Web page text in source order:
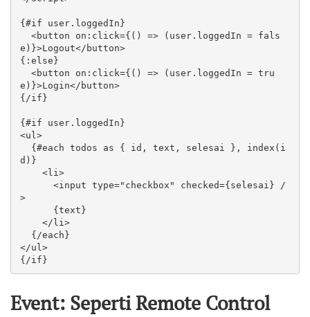
{#if user.loggedIn}
e)}>Logout</button>
{:else}
e)}>Login</button>
{/if}
{#if user.loggedIn}
<ul>
d)}
>
</ul>
{/if}
Event: Seperti Remote Control